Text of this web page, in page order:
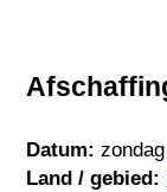
Datum:
Land / gebied: